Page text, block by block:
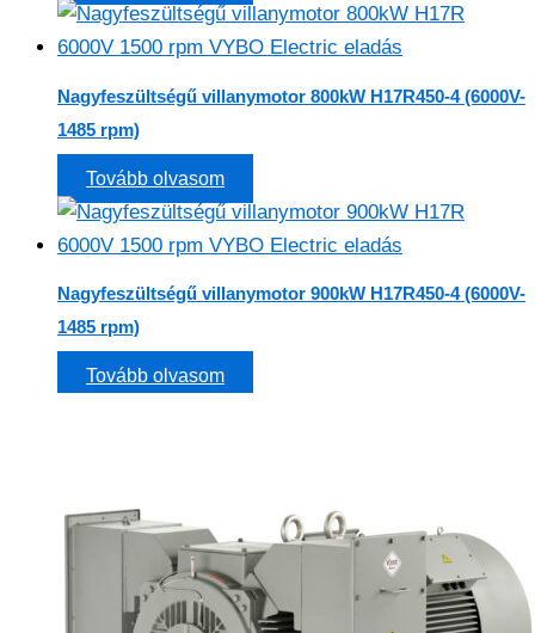
Nagyfeszültségű villanymotor 800kW H17R450-4 (6000V-
1485 rpm)
Tovább olvasom
Nagyfeszültségű villanymotor 900kW H17R450-4 (6000V-
1485 rpm)
Tovább olvasom